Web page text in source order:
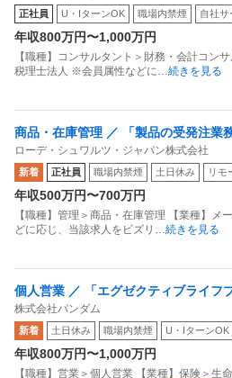
例え4年制でも全く実績がないこ
思います
大原学園の合格実績には集中資格
このコースは専門課程ではある
しか設置されていない1年更新の
を既に卒業した生徒を対象にして
https://www.o-hara.ac.jp/syutyu/
また、大原学園の実績には専門
生徒が含まれています。つまり仮
期間は3〜5年が目安です
公認会計士試験は専門学校や資
正社員 U・IターンOK 職場内禁煙 自社サ
年収800万円〜1,000万円
【職種】コンサルタント＞財務・会計コン
税理士法人 ※会員属性などに…続きを見る
商品・在庫管理 ／ 「製品の受発注業
プロセッシング スペシャリスト
ローデ・シュワルツ・ジャパン株式会社
新着 正社員 職場内禁煙 土日休み リモ
年収500万円〜700万円
【職種】管理＞商品・在庫管理 【業種】
どに応じ、当該求人をビズリ …続きを見る
個人営業 ／ 「エグゼクティブライフ
出身歓迎／1社専属を卒業しさらに稼
固定給oインセン選択可
株式会社パンダム
新着 土日休み 職場内禁煙 U・IターンOK
年収800万円〜1,000万円
【職種】営業＞個人営業 【業種】保険＞